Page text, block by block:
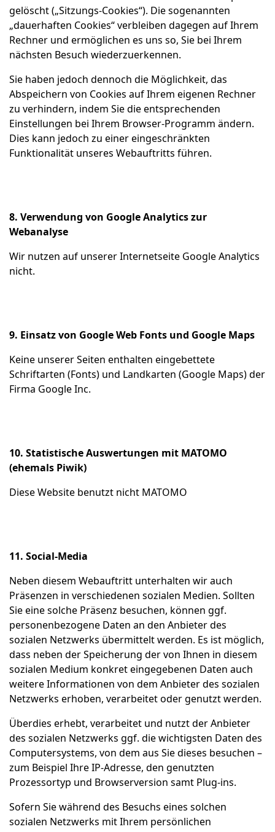
gelöscht („Sitzungs-Cookies“). Die sogenannten
„dauerhaften Cookies“ verbleiben dagegen auf Ihrem
Rechner und ermöglichen es uns so, Sie bei Ihrem
nächsten Besuch wiederzuerkennen.
Sie haben jedoch dennoch die Möglichkeit, das
Abspeichern von Cookies auf Ihrem eigenen Rechner
zu verhindern, indem Sie die entsprechenden
Einstellungen bei Ihrem Browser-Programm ändern.
Dies kann jedoch zu einer eingeschränkten
Funktionalität unseres Webauftritts führen.
8. Verwendung von Google Analytics zur
Webanalyse
Wir nutzen auf unserer Internetseite Google Analytics
nicht.
9. Einsatz von Google Web Fonts und Google Maps
Keine unserer Seiten enthalten eingebettete
Schriftarten (Fonts) und Landkarten (Google Maps) der
Firma Google Inc.
10. Statistische Auswertungen mit MATOMO
(ehemals Piwik)
Diese Website benutzt nicht MATOMO
11. Social-Media
Neben diesem Webauftritt unterhalten wir auch
Präsenzen in verschiedenen sozialen Medien. Sollten
Sie eine solche Präsenz besuchen, können ggf.
personenbezogene Daten an den Anbieter des
sozialen Netzwerks übermittelt werden. Es ist möglich,
dass neben der Speicherung der von Ihnen in diesem
sozialen Medium konkret eingegebenen Daten auch
weitere Informationen von dem Anbieter des sozialen
Netzwerks erhoben, verarbeitet oder genutzt werden.
Überdies erhebt, verarbeitet und nutzt der Anbieter
des sozialen Netzwerks ggf. die wichtigsten Daten des
Computersystems, von dem aus Sie dieses besuchen –
zum Beispiel Ihre IP-Adresse, den genutzten
Prozessortyp und Browserversion samt Plug-ins.
Sofern Sie während des Besuchs eines solchen
sozialen Netzwerks mit Ihrem persönlichen